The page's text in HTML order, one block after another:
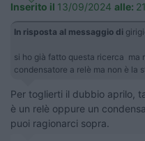
Inserito il 13/09/2024 alle:
In risposta al messaggio di
si ho già fatto questa ricerca ma
condensatore a relè ma non è la
Per toglierti il dubbio aprilo,
è un relè oppure un
puoi ragionarci sopra.